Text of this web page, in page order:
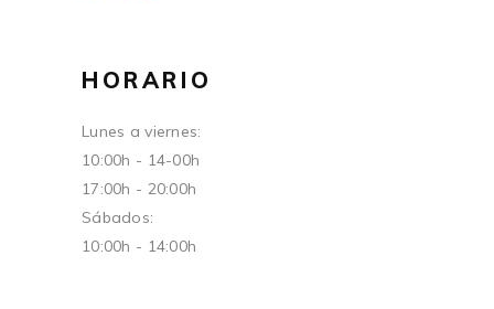
HORARIO
Lunes a viernes:
10:00h - 14-00h
17:00h - 20:00h
Sábados:
10:00h - 14:00h